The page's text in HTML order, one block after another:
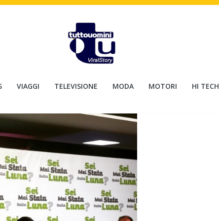
VIAGGI TELEVISIONE MODA MOTORI HI TECH